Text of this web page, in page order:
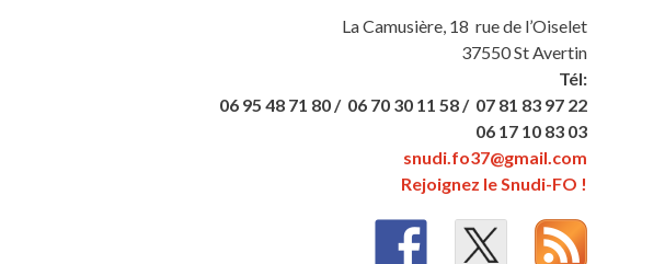
La Camusière, 18 rue de l’Oiselet
37550 St Avertin
Tél:
06 95 48 71 80 / 06 70 30 11 58 / 07 81 83 97 22
06 17 10 83 03
snudi.fo37@gmail.com
Rejoignez le Snudi-FO !